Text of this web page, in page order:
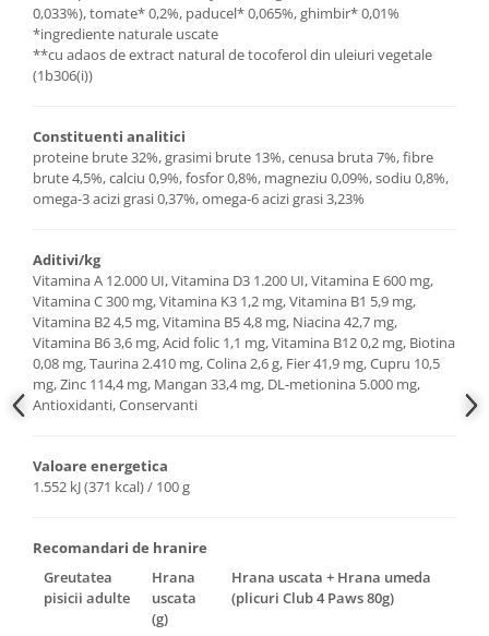
0,033%), tomate* 0,2%, paducel* 0,065%, ghimbir* 0,01%
*ingrediente naturale uscate
**cu adaos de extract natural de tocoferol din uleiuri vegetale
(1b306(i))
Constituenti analitici
proteine brute 32%, grasimi brute 13%, cenusa bruta 7%, fibre
brute 4,5%, calciu 0,9%, fosfor 0,8%, magneziu 0,09%, sodiu 0,8%,
omega-3 acizi grasi 0,37%, omega-6 acizi grasi 3,23%
Aditivi/kg
Vitamina A 12.000 UI, Vitamina D3 1.200 UI, Vitamina E 600 mg,
Vitamina C 300 mg, Vitamina K3 1,2 mg, Vitamina B1 5,9 mg,
Vitamina B2 4,5 mg, Vitamina B5 4,8 mg, Niacina 42,7 mg,
Vitamina B6 3,6 mg, Acid folic 1,1 mg, Vitamina B12 0,2 mg, Biotina
0,08 mg, Taurina 2.410 mg, Colina 2,6 g, Fier 41,9 mg, Cupru 10,5
mg, Zinc 114,4 mg, Mangan 33,4 mg, DL-metionina 5.000 mg,
Antioxidanti, Conservanti
Valoare energetica
1.552 kJ (371 kcal) / 100 g
Recomandari de hranire
Greutatea
pisicii adulte
Hrana
uscata
(g)
Hrana uscata + Hrana umeda
(plicuri Club 4 Paws 80g)